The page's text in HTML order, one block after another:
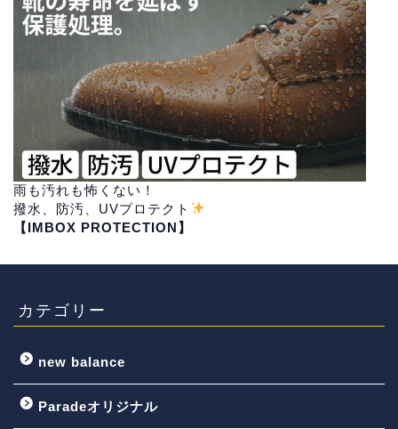
雨も汚れも怖くない！
撥水、防汚、UVプロテクト
【IMBOX PROTECTION】
カテゴリー
new balance
Paradeオリジナル